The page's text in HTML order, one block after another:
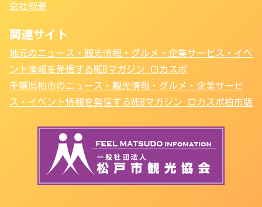
会社概要
関連サイト
地元のニュース・観光情報・グルメ・企業サービス・イベ
ント情報を発信するWEBマガジン ロカスポ
千葉県柏市のニュース・観光情報・グルメ・企業サービ
ス・イベント情報を発信するWEBマガジン ロカスポ柏市版